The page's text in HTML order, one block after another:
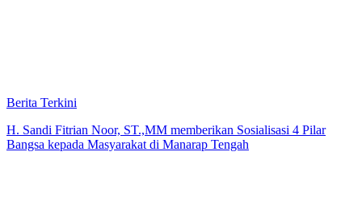
Berita Terkini
H. Sandi Fitrian Noor, ST.,MM memberikan Sosialisasi 4 Pilar
Bangsa kepada Masyarakat di Manarap Tengah